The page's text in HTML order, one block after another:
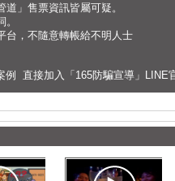
」售票資訊皆屬可疑。
台，不隨意轉帳給不明人士
例 直接加入「165防騙宣導」LINE